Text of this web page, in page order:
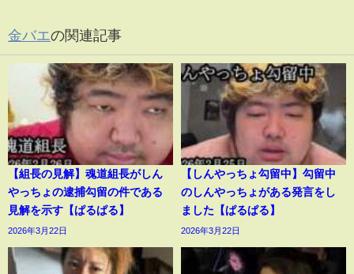
金バエの関連記事
【組長の見解】魂道組長がしん
やっちょの逮捕勾留の件である
見解を示す【ぱるぱる】
2026年3月22日
【しんやっちょ勾留中】勾留中
のしんやっちょがある発言をし
ました【ぱるぱる】
2026年3月22日